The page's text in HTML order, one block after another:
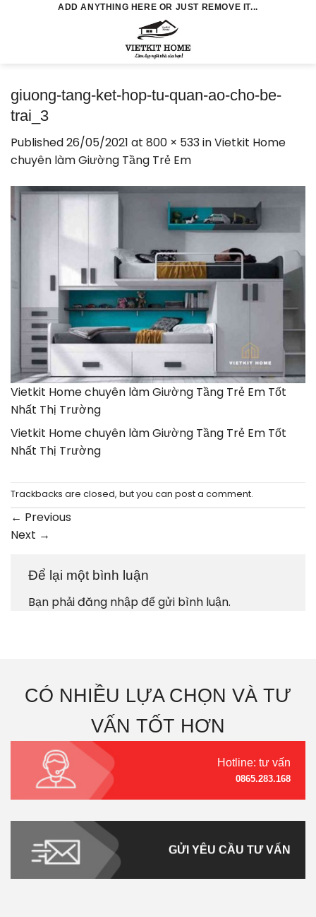
ADD ANYTHING HERE OR JUST REMOVE IT...
giuong-tang-ket-hop-tu-quan-ao-cho-be-
trai_3
Published26/05/2021 at 800 × 533inVietkit Home
chuyên làm Giường Tầng Trẻ Em
Vietkit Home chuyên làm Giường Tầng Trẻ Em Tốt
Nhất Thị Trường
Vietkit Home chuyên làm Giường Tầng Trẻ Em Tốt
Nhất Thị Trường
Trackbacks are closed, but you can post a comment.
← Previous
Next →
Để lại một bình luận
Bạn phảiđăng nhậpđể gửi bình luận.
CÓ NHIỀU LỰA CHỌN VÀ TƯ
VẤN TỐT HƠN
Hotline: tư vấn
0865.283.168
GỬI YÊU CẦU TƯ VẤN